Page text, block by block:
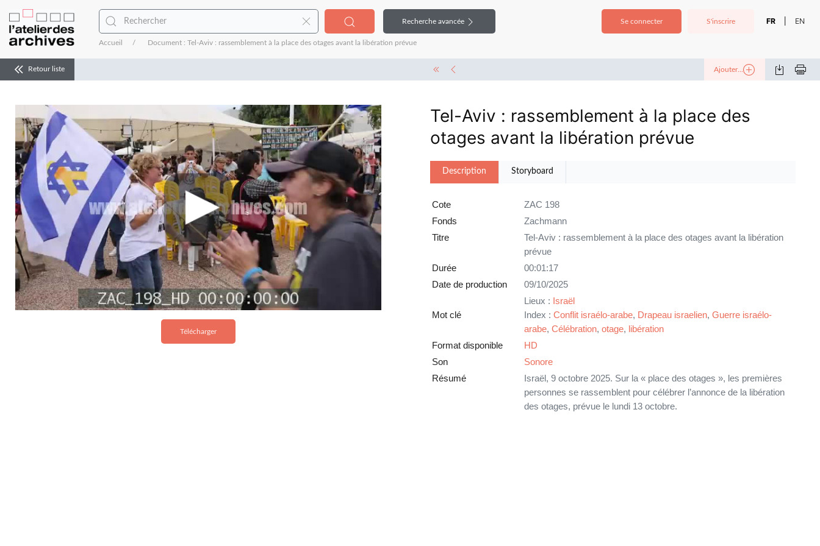
Se connecter S'inscrire FR EN
Recherche avancée
Accueil Document : Tel-Aviv : rassemblement à la place des otages avant la libération prévue
Retour liste Ajouter...
Télécharger
Tel-Aviv : rassemblement à la place des
otages avant la libération prévue
Description Storyboard
Cote
ZAC 198
Fonds
Zachmann
Titre
Tel-Aviv : rassemblement à la place des otages avant la libération
prévue
Durée
00:01:17
Date de production
09/10/2025
Mot clé
Lieux : Israël
Index : Conflit israélo-arabe, Drapeau israelien, Guerre israélo-
arabe, Célébration, otage, libération
Format disponible
HD
Son
Sonore
Résumé
Israël, 9 octobre 2025. Sur la « place des otages », les premières
personnes se rassemblent pour célébrer l’annonce de la libération
des otages, prévue le lundi 13 octobre.